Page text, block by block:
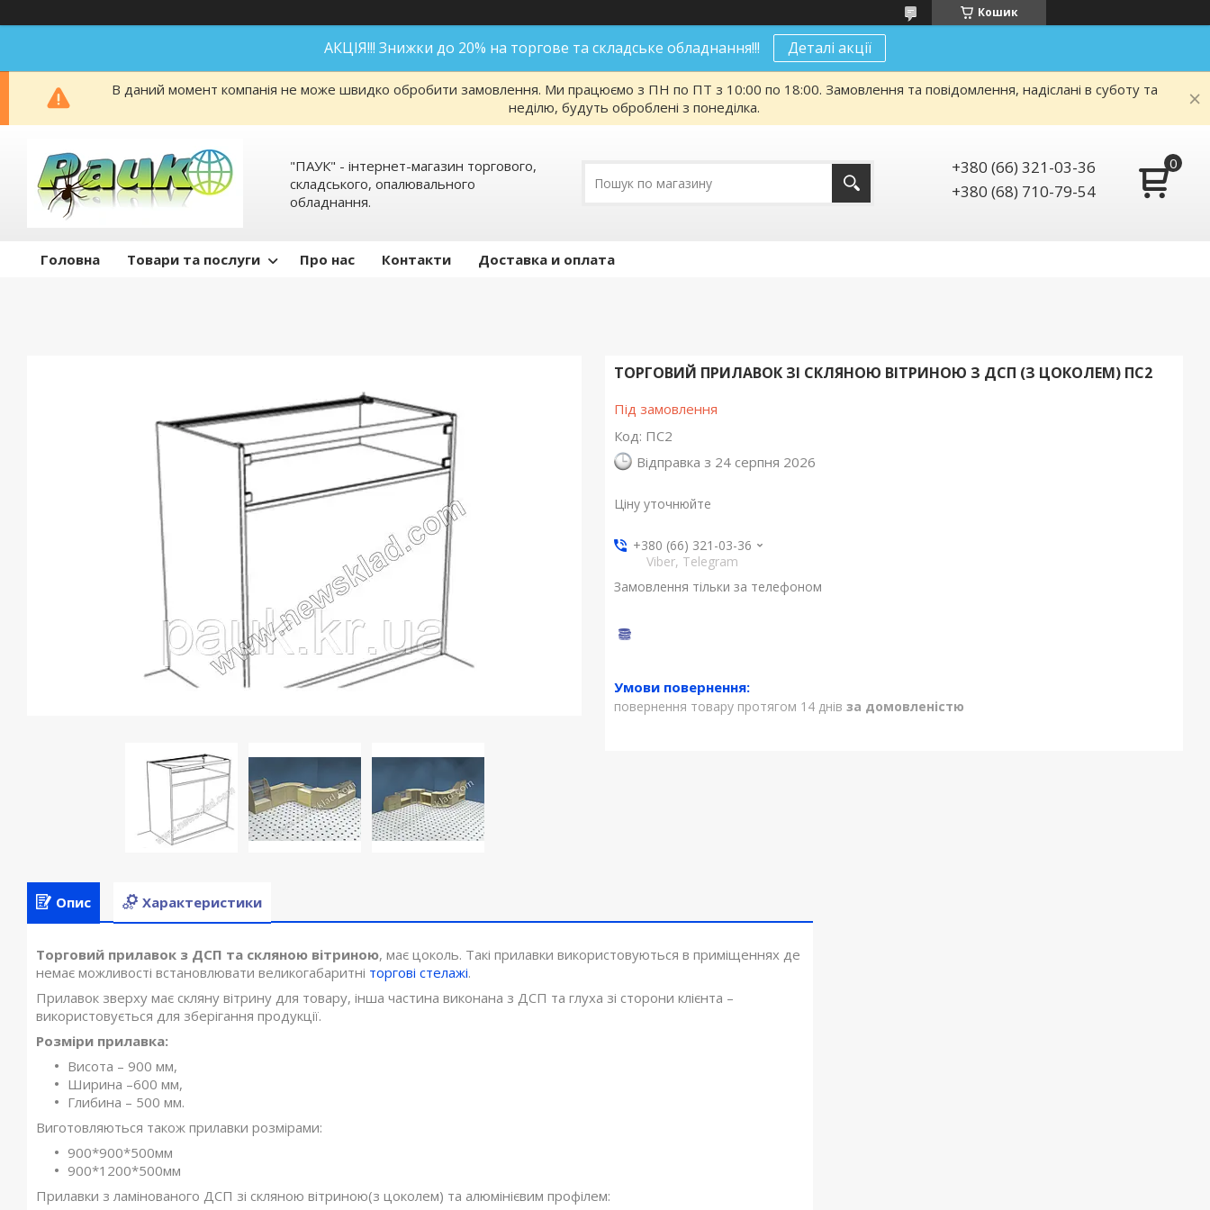
Кошик
АКЦІЯ!!! Знижки до 20% на торгове та складське обладнання!!! Деталі акції
В даний момент компанія не може швидко обробити замовлення. Ми працюємо з ПН по ПТ з 10:00 по 18:00. Замовлення та повідомлення, надіслані в суботу та
неділю, будуть оброблені з понеділка.
"ПАУК" - інтернет-магазин торгового,
складського, опалювального
обладнання.
+380 (66) 321-03-36
+380 (68) 710-79-54
Головна Товари та послуги Про нас Контакти Доставка и оплата
ТОРГОВИЙ ПРИЛАВОК ЗІ СКЛЯНОЮ ВІТРИНОЮ З ДСП (З ЦОКОЛЕМ) ПС2
Під замовлення
Код: ПС2
Відправка з 24 серпня 2026
Ціну уточнюйте
+380 (66) 321-03-36
Viber, Telegram
Замовлення тільки за телефоном
повернення товару протягом 14 днів за домовленістю
Опис Характеристики
Торговий прилавок з ДСП та скляною вітриною, має цоколь. Такі прилавки використовуються в приміщеннях де
немає можливості встановлювати великогабаритні торгові стелажі.
Прилавок зверху має скляну вітрину для товару, інша частина виконана з ДСП та глуха зі сторони клієнта –
використовується для зберігання продукції.
Розміри прилавка:
Висота – 900 мм,
Ширина –600 мм,
Глибина – 500 мм.
Виготовляються також прилавки розмірами:
900*900*500мм
900*1200*500мм
Прилавки з ламінованого ДСП зі скляною вітриною(з цоколем) та алюмінієвим профілем: